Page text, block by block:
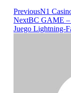
PreviousN1
NextBC GAME –
Juego